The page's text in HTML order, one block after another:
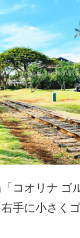
コオリナ ゴ
手に小さく